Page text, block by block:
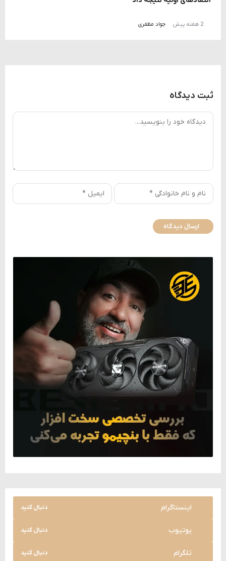
2 هفته پیش جواد مظفری
ثبت دیدگاه
اینستاگرام دنبال کنید
یوتیوب دنبال کنید
تلگرام دنبال کنید